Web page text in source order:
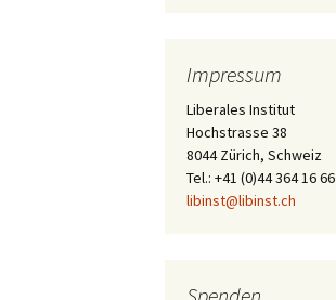
Impressum
Liberales Institut
Hochstrasse 38
8044 Zürich, Schweiz
Tel.: +41 (0)44 364 16 66
libinst@libinst.ch